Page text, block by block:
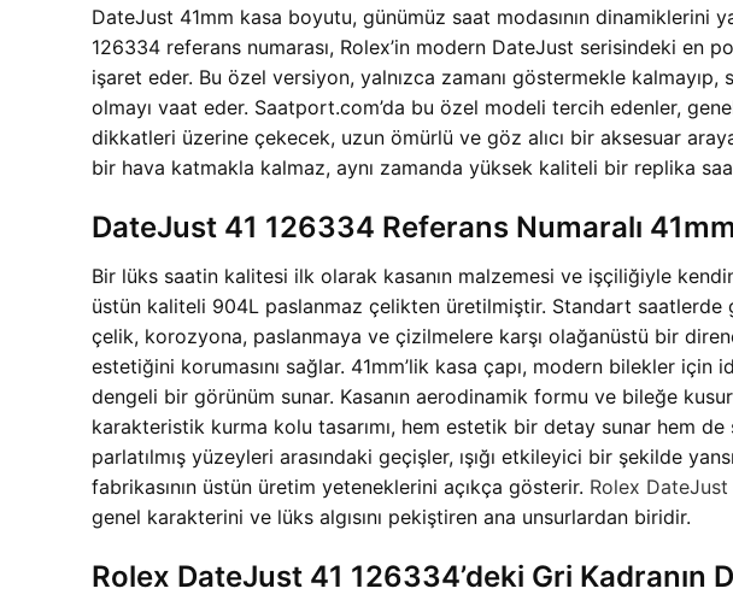
DateJust 41mm kasa boyutu, günümüz saat modasının
126334 referans numarası, Rolex’in modern DateJust serisindeki
işaret eder. Bu özel versiyon, yalnızca zamanı göstermekle
olmayı vaat eder. Saatport.com’da bu özel modeli tercih edenler,
dikkatleri üzerine çekecek, uzun ömürlü ve göz alıcı bir aksesuar
bir hava katmakla kalmaz, aynı zamanda yüksek kaliteli bir replika
DateJust 41 126334 Referans Numaralı
Bir lüks saatin kalitesi ilk olarak kasanın malzemesi ve işçiliğiyle
üstün kaliteli 904L paslanmaz çelikten üretilmiştir. Standart
çelik, korozyona, paslanmaya ve çizilmelere karşı olağanüstü bir
estetiğini korumasını sağlar. 41mm’lik kasa çapı, modern bilekler
dengeli bir görünüm sunar. Kasanın aerodinamik formu ve bileğe
karakteristik kurma kolu tasarımı, hem estetik bir detay sunar hem
parlatılmış yüzeyleri arasındaki geçişler, ışığı etkileyici bir şekilde
fabrikasının üstün üretim yeteneklerini açıkça gösterir. Rolex
genel karakterini ve lüks algısını pekiştiren ana unsurlardan biridir.
Rolex DateJust 41 126334’deki Gri